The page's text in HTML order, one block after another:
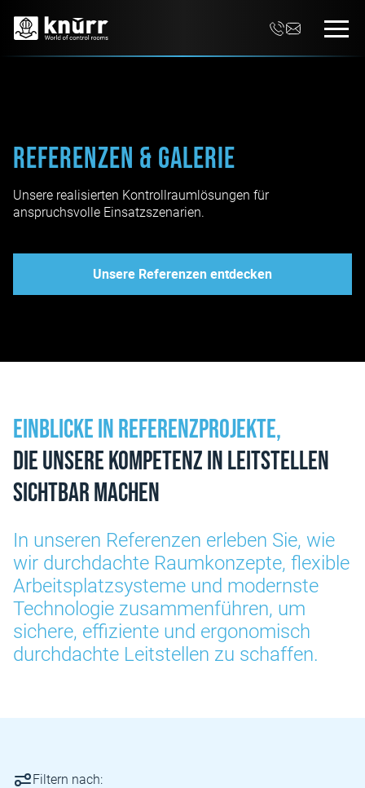
Referenzen & Galerie
Unsere realisierten Kontrollraumlösungen für
anspruchsvolle Einsatzszenarien.
Unsere Referenzen entdecken
Einblicke in Referenzprojekte,
die unsere Kompetenz in Leitstellen
sichtbar machen
In unseren Referenzen erleben Sie, wie
wir durchdachte Raumkonzepte, flexible
Arbeitsplatzsysteme und modernste
Technologie zusammenführen, um
sichere, effiziente und ergonomisch
durchdachte Leitstellen zu schaffen.
Filtern nach: